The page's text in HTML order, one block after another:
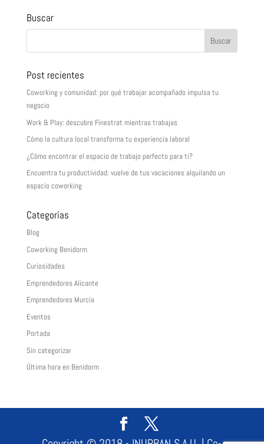
Buscar
Post recientes
Coworking y comunidad: por qué trabajar acompañado impulsa tu
negocio
Work & Play: descubre Finestrat mientras trabajas
Cómo la cultura local transforma tu experiencia laboral
¿Cómo encontrar el espacio de trabajo perfecto para ti?
Encuentra tu productividad: vuelve de tus vacaciones alquilando un
espacio coworking
Categorías
Blog
Coworking Benidorm
Curiosidades
Emprendedores Alicante
Emprendedores Murcia
Eventos
Portada
Sin categorizar
Última hora en Benidorm